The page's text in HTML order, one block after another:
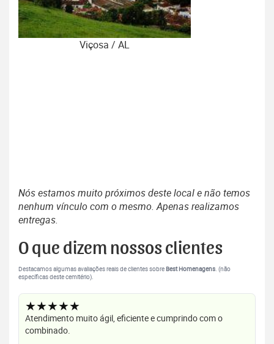
Viçosa / AL
Nós estamos muito próximos deste local e não temos
nenhum vínculo com o mesmo. Apenas realizamos
entregas.
O que dizem nossos clientes
Destacamos algumas avaliações reais de clientes sobreBest Homenagens. (não
específicas deste cemitério).
★★★★★
Atendimento muito ágil, eficiente e cumprindo com o
combinado.